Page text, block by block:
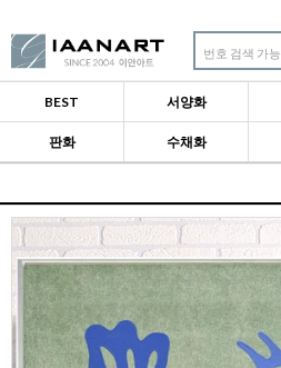
번호 검색 가능
BEST 서양화
판화 수채화